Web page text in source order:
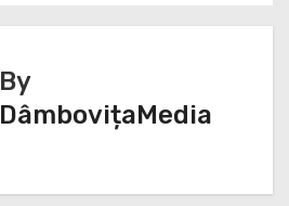
By
DâmbovițaMedia